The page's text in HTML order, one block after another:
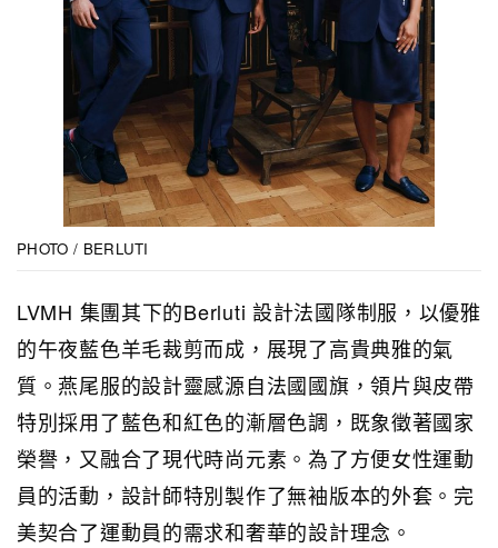
PHOTO / BERLUTI
LVMH 集團其下的Berluti 設計法國隊制服，以優雅
的午夜藍色羊毛裁剪而成，展現了高貴典雅的氣
質。燕尾服的設計靈感源自法國國旗，領片與皮帶
特別採用了藍色和紅色的漸層色調，既象徵著國家
榮譽，又融合了現代時尚元素。為了方便女性運動
員的活動，設計師特別製作了無袖版本的外套。完
美契合了運動員的需求和奢華的設計理念。